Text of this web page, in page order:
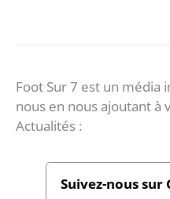
Foot Sur 7 est un média
nous en nous ajoutant à
Actualités :
Suivez-nous sur